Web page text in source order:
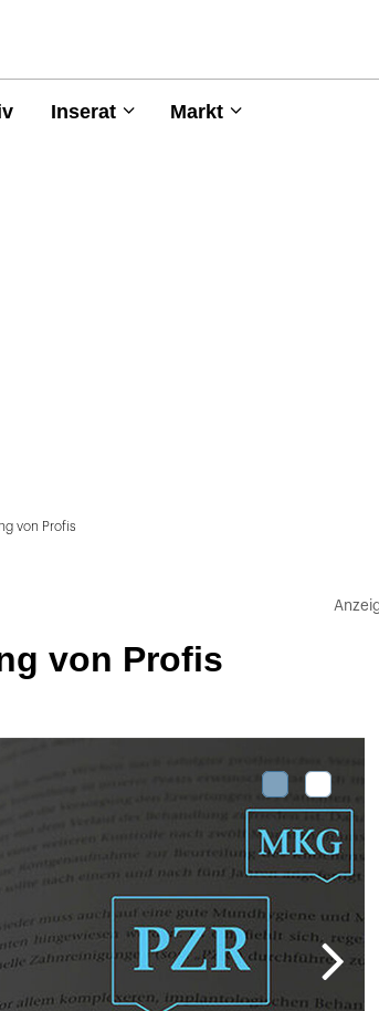
Inserat Markt
von Profis
von Profis